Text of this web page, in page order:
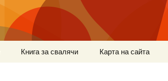
Книга за свалячи Карта на сайта